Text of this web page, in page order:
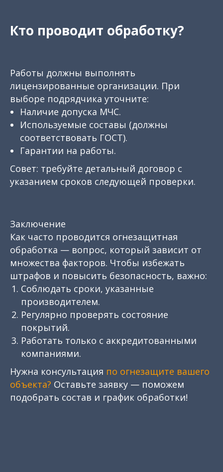
Кто проводит обработку?
Работы должны выполнять
лицензированные организации. При
выборе подрядчика уточните:
Наличие допуска МЧС.
Используемые составы (должны
соответствовать ГОСТ).
Гарантии на работы.
Совет: требуйте детальный договор с
указанием сроков следующей проверки.
Заключение
Как часто проводится огнезащитная
обработка — вопрос, который зависит от
множества факторов. Чтобы избежать
штрафов и повысить безопасность, важно:
Соблюдать сроки, указанные
производителем.
Регулярно проверять состояние
покрытий.
Работать только с аккредитованными
компаниями.
Нужна консультация по огнезащите вашего
объекта? Оставьте заявку — поможем
подобрать состав и график обработки!